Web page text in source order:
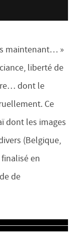
maintenant… »
liberté de
dont le
Ce
dont les images
(Belgique,
finalisé en
de